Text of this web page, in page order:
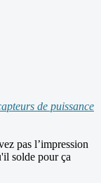
de puissance
pas l’impression
solde pour ça